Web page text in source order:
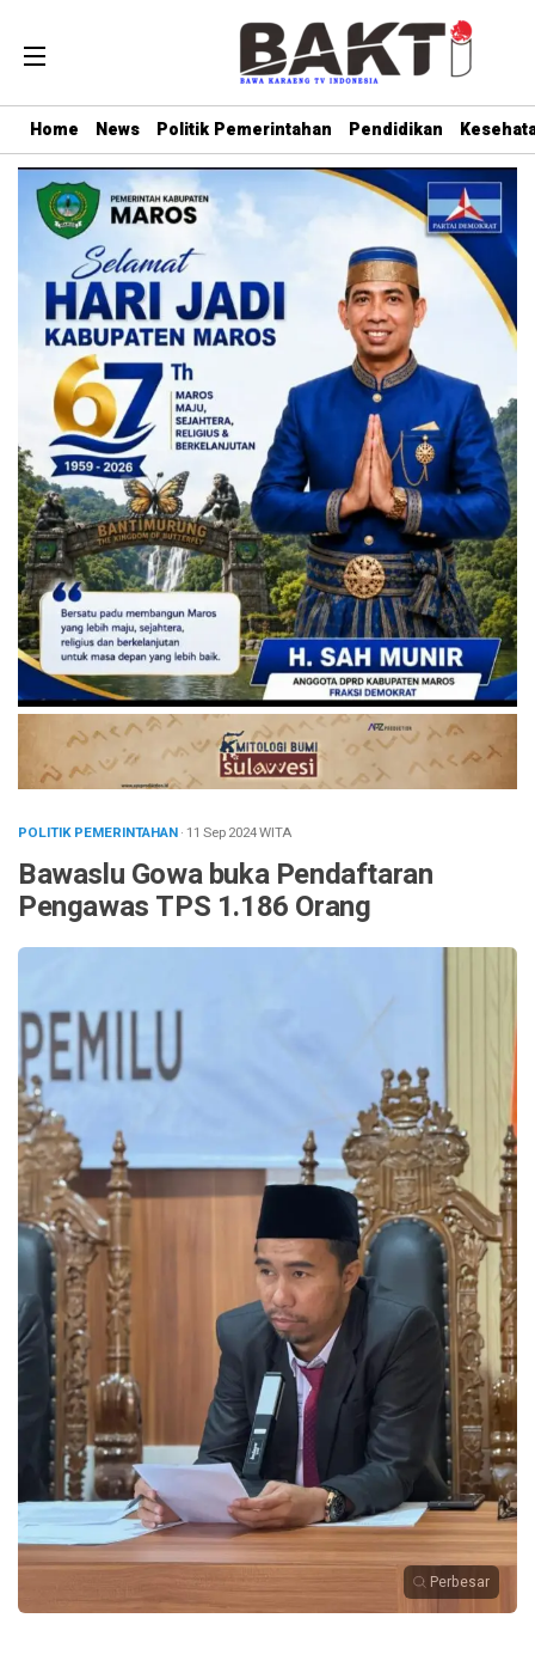
Home News Politik Pemerintahan Pendidikan
POLITIK PEMERINTAHAN· 11 Sep 2024WITA
Bawaslu Gowa buka Pendaftaran
Pengawas TPS 1.186 Orang
Perbesar